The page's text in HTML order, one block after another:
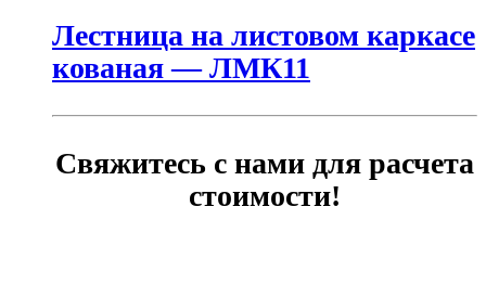
Лестница на листовом каркасе
кованая — ЛМК11
Свяжитесь с нами для расчета
стоимости!